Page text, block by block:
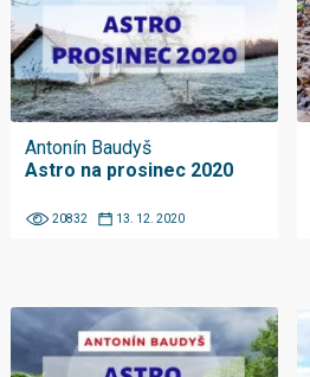
Antonín Baudyš
Astro na prosinec 2020
20832 13. 12. 2020